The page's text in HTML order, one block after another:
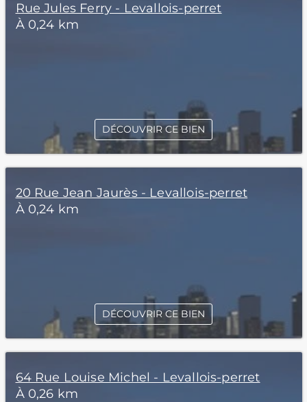
Rue Jules Ferry - Levallois-perret
À 0,24 km
DÉCOUVRIR CE BIEN
20 Rue Jean Jaurès - Levallois-perret
À 0,24 km
DÉCOUVRIR CE BIEN
64 Rue Louise Michel - Levallois-perret
À 0,26 km